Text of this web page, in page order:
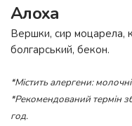
Алоха
Вершки, сир моцарела,
болгарський, бекон.
*Містить алергени:
*Рекомендований термін
год.